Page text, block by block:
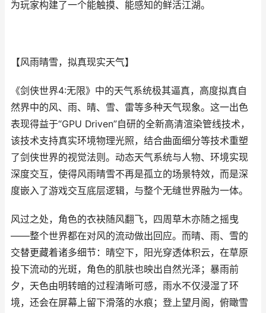
为玩家构建了一个能触摸、能感知的鲜活江湖。
【风雨晴雪，拟真现实天气】
《剑侠世界4:无限》中的天气系统极其逼真，高度拟真自
然界中的风、雨、晴、雪、雷等多种天气现象。这一出色
表现得益于“GPU Driven”自研的全新高清渲染管线技术，
该技术支持真实环境物理光照，结合曲面细分等技术重塑
了剑侠世界的视觉法则。动态天气系统与人物、环境实现
深度交互，使得风雨晴雪不再是孤立的场景特效，而是深
度嵌入了游戏交互底层逻辑，与整个无缝世界融为一体。
风过之处，角色的衣袂随风翻飞，四周草木亦随之摇曳
——整个世界都在对风的流动做出回应。而晴、雨、雪的
交替更藏着诸多细节：晴空下，阳光穿透体积云，在草原
投下流动的光斑，角色的肌肤也映出自然光泽；暴雨前
夕，天色由明转暗的过程清晰可感，雨水不仅浸湿了环
境，还会在屏幕上留下滑落的水痕；登上望月阁，俯瞰雪